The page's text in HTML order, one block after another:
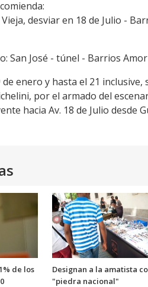
desviar en 18 de Julio -
San José - túnel - Barrios
enero y hasta el 21
por el armado del
hacia Av. 18 de Julio desde
de los
Designan a la amatista
"piedra nacional"